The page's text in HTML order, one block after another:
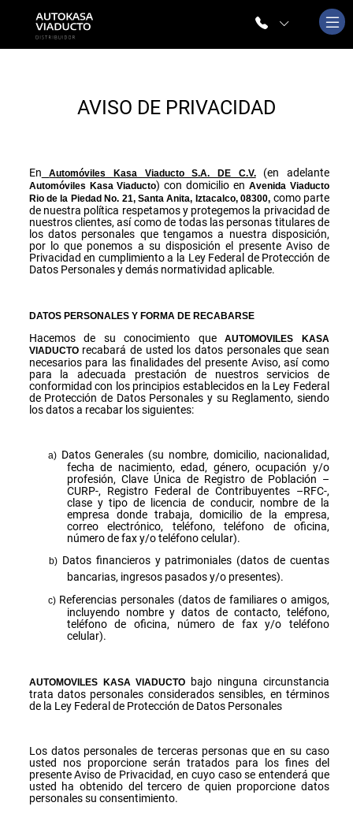
AVISO DE PRIVACIDAD
En Automóviles Kasa Viaducto S.A. DE C.V. (en adelante
Automóviles Kasa Viaducto) con domicilio enAvenida Viaducto
Rio de la Piedad No. 21, Santa Anita, Iztacalco, 08300, como parte
de nuestra política respetamos y protegemos la privacidad de
nuestros clientes, así como de todas las personas titulares de
los datos personales que tengamos a nuestra disposición,
por lo que ponemos a su disposición el presente Aviso de
Privacidad en cumplimiento a la Ley Federal de Protección de
Datos Personales y demás normatividad aplicable.
DATOS PERSONALES Y FORMA DE RECABARSE
Hacemos de su conocimiento queAUTOMOVILES KASA
VIADUCTO recabará de usted los datos personales que sean
necesarios para las finalidades del presente Aviso, así como
para la adecuada prestación de nuestros servicios de
conformidad con los principios establecidos en la Ley Federal
de Protección de Datos Personales y su Reglamento, siendo
los datos a recabar los siguientes:
Datos Generales (su nombre, domicilio, nacionalidad,
fecha de nacimiento, edad, género, ocupación y/o
profesión, Clave Única de Registro de Población –
CURP-, Registro Federal de Contribuyentes –RFC-,
clase y tipo de licencia de conducir, nombre de la
empresa donde trabaja, domicilio de la empresa,
correo electrónico, teléfono, teléfono de oficina,
número de fax y/o teléfono celular).
Datos financieros y patrimoniales (datos de cuentas
bancarias, ingresos pasados y/o presentes).
Referencias personales (datos de familiares o amigos,
incluyendo nombre y datos de contacto, teléfono,
teléfono de oficina, número de fax y/o teléfono
celular).
AUTOMOVILES KASA VIADUCTO
bajo ninguna circunstancia
trata datos personales considerados sensibles, en términos
de la Ley Federal de Protección de Datos Personales
Los datos personales de terceras personas que en su caso
usted nos proporcione serán tratados para los fines del
presente Aviso de Privacidad, en cuyo caso se entenderá que
usted ha obtenido del tercero de quien proporcione datos
personales su consentimiento.